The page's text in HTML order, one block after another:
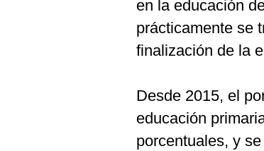
en la educación
prácticamente se
finalización de la
Desde 2015, el
educación
porcentuales, y